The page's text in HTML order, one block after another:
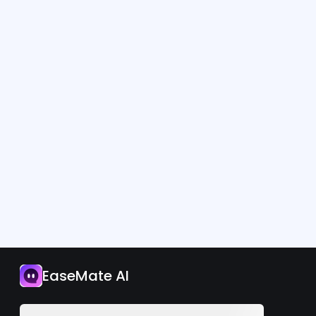
AplikasiEaseMate AI